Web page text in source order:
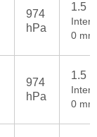
974
hPa
1.5
0
974
hPa
1.5
0